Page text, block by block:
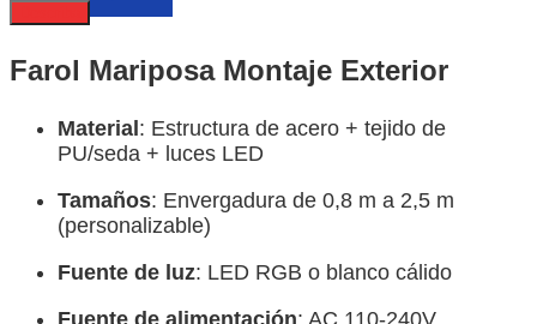
Farol Mariposa Montaje Exterior
Material: Estructura de acero + tejido de
PU/seda + luces LED
Tamaños: Envergadura de 0,8 m a 2,5 m
(personalizable)
Fuente de luz: LED RGB o blanco cálido
Fuente de alimentación: AC 110-240V,